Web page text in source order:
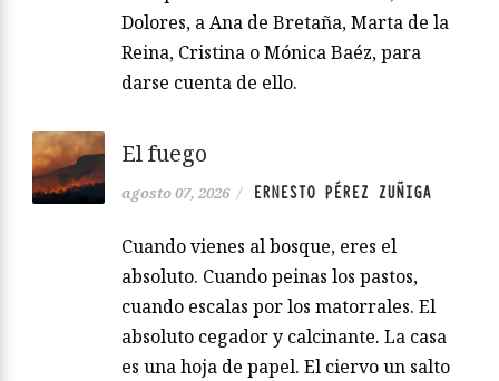
Dolores, a Ana de Bretaña, Marta de la
Reina, Cristina o Mónica Baéz, para
darse cuenta de ello.
El fuego
agosto 07, 2026 / ERNESTO PÉREZ ZUÑIGA
Cuando vienes al bosque, eres el
absoluto. Cuando peinas los pastos,
cuando escalas por los matorrales. El
absoluto cegador y calcinante. La casa
es una hoja de papel. El ciervo un salto